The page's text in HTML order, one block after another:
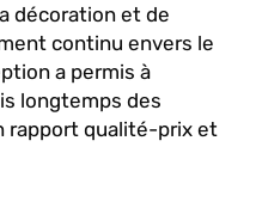
décoration et de
continu envers le
a permis à
longtemps des
rapport qualité-prix et